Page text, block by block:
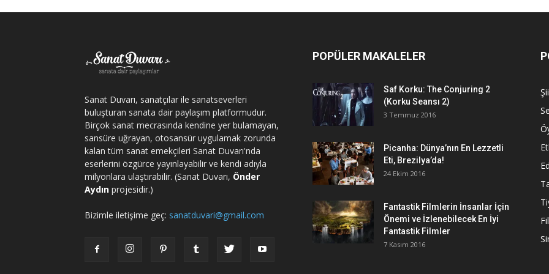
Sanat Duvarı, sanatçılar ile sanatseverleri
buluşturan sanata dair paylaşım platformudur.
Birçok sanat mecrasında kendine yer bulamayan,
sansüre uğrayan, otosansür uygulamak zorunda
kalan tüm sanat emekçileri Sanat Duvarı'nda
eserlerini özgürce yayınlayabilir ve kendi adıyla
milyonlara ulaştırabilir. (Sanat Duvarı, Önder
Aydın projesidir.)
Bizimle iletişime geç: sanatduvari@gmail.com
POPÜLER MAKALELER
Saf Korku: The Conjuring 2
(Korku Seansı 2)
3 Temmuz 2016
Picanha: Dünya’nın En Lezzetli
Eti, Brezilya’da!
24 Ekim 2016
Fantastik Filmlerin İnsanlar İçin
Önemi ve İzlenebilecek En İyi
Fantastik Filmler
7 Kasım 2016